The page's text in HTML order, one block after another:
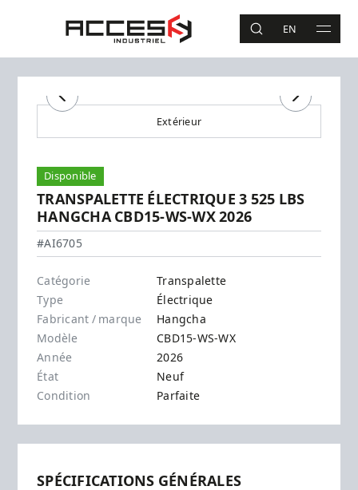
Accès Industriel
RECHERCHE
EN MAIN
Recherche
Précédent Suivant
Extérieur
Disponible
TRANSPALETTE ÉLECTRIQUE 3 525 LBS
HANGCHA CBD15-WS-WX 2026
Hangcha - CBD15-WS-WX
#AI6705
Catégorie
Transpalette
Type
Électrique
Fabricant / marque
Hangcha
Modèle
CBD15-WS-WX
Année
2026
État
Neuf
Condition
Parfaite
SPÉCIFICATIONS GÉNÉRALES